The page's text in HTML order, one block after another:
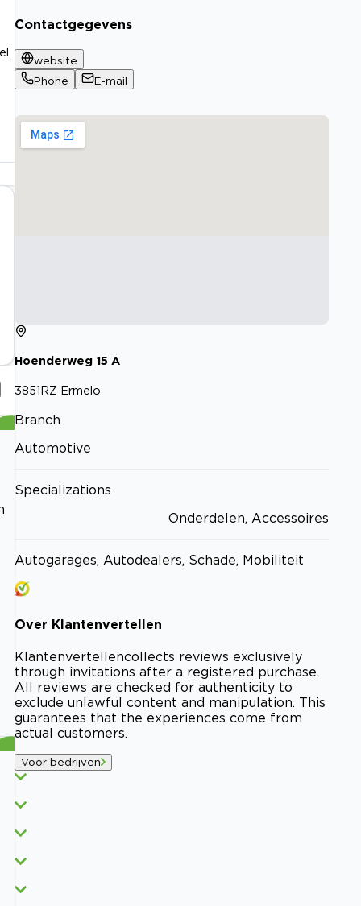
Contactgegevens
website
Phone
E-mail
Hoenderweg 15 A
3851RZ Ermelo
Branch
Automotive
Specializations
Onderdelen, Accessoires
Autogarages, Autodealers, Schade, Mobiliteit
Over Klantenvertellen
Klantenvertellencollects reviews exclusively
through invitations after a registered purchase.
All reviews are checked for authenticity to
exclude unlawful content and manipulation. This
guarantees that the experiences come from
actual customers.
Voor bedrijven